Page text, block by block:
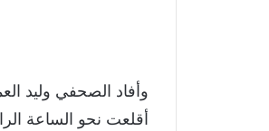
أقلعت نحو الساعة